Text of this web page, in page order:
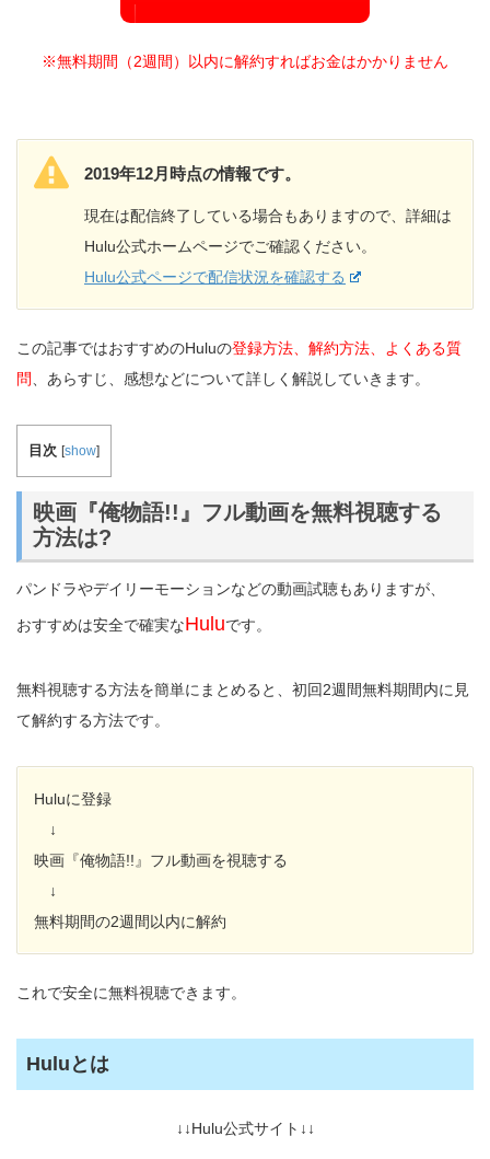
※無料期間（2週間）以内に解約すればお金はかかりません
2019年12月時点の情報です。
現在は配信終了している場合もありますので、詳細は
Hulu公式ホームページでご確認ください。
Hulu公式ページで配信状況を確認する
この記事ではおすすめのHuluの登録方法、解約方法、よくある質
問
、あらすじ、感想などについて詳しく解説していきます。
目次 [show]
映画『俺物語!!』フル動画を無料視聴する
方法は?
パンドラやデイリーモーションなどの動画試聴もありますが、
おすすめは安全で確実なHuluです。
無料視聴する方法を簡単にまとめると、初回2週間無料期間内に見
て解約する方法です。
Huluに登録
↓
映画『俺物語!!』フル動画を視聴する
↓
無料期間の2週間以内に解約
これで安全に無料視聴できます。
Huluとは
↓↓Hulu公式サイト↓↓